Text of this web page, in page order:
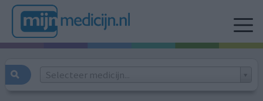
Selecteer medicijn...